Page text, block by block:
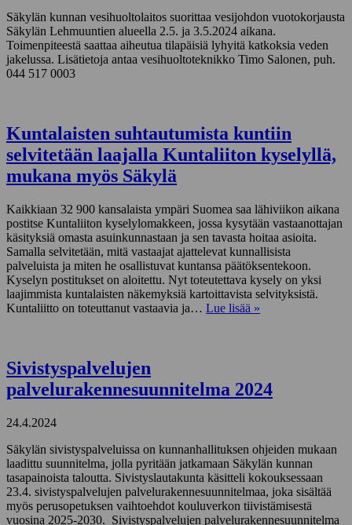
Säkylän kunnan vesihuoltolaitos suorittaa vesijohdon vuotokorjausta
Säkylän Lehmuuntien alueella 2.5. ja 3.5.2024 aikana.
Toimenpiteestä saattaa aiheutua tilapäisiä lyhyitä katkoksia veden
jakelussa. Lisätietoja antaa vesihuoltoteknikko Timo Salonen, puh.
044 517 0003
Kuntalaisten suhtautumista kuntiin
selvitetään laajalla Kuntaliiton kyselyllä,
mukana myös Säkylä
Kaikkiaan 32 900 kansalaista ympäri Suomea saa lähiviikon aikana
postitse Kuntaliiton kyselylomakkeen, jossa kysytään vastaanottajan
käsityksiä omasta asuinkunnastaan ja sen tavasta hoitaa asioita.
Samalla selvitetään, mitä vastaajat ajattelevat kunnallisista
palveluista ja miten he osallistuvat kuntansa päätöksentekoon.
Kyselyn postitukset on aloitettu. Nyt toteutettava kysely on yksi
laajimmista kuntalaisten näkemyksiä kartoittavista selvityksistä.
Kuntaliitto on toteuttanut vastaavia ja… Lue lisää »
Sivistyspalvelujen
palvelurakennesuunnitelma 2024
24.4.2024
Säkylän sivistyspalveluissa on kunnanhallituksen ohjeiden mukaan
laadittu suunnitelma, jolla pyritään jatkamaan Säkylän kunnan
tasapainoista taloutta. Sivistyslautakunta käsitteli kokouksessaan
23.4. sivistyspalvelujen palvelurakennesuunnitelmaa, joka sisältää
myös perusopetuksen vaihtoehdot kouluverkon tiivistämisestä
vuosina 2025-2030. Sivistyspalvelujen palvelurakennesuunnitelma